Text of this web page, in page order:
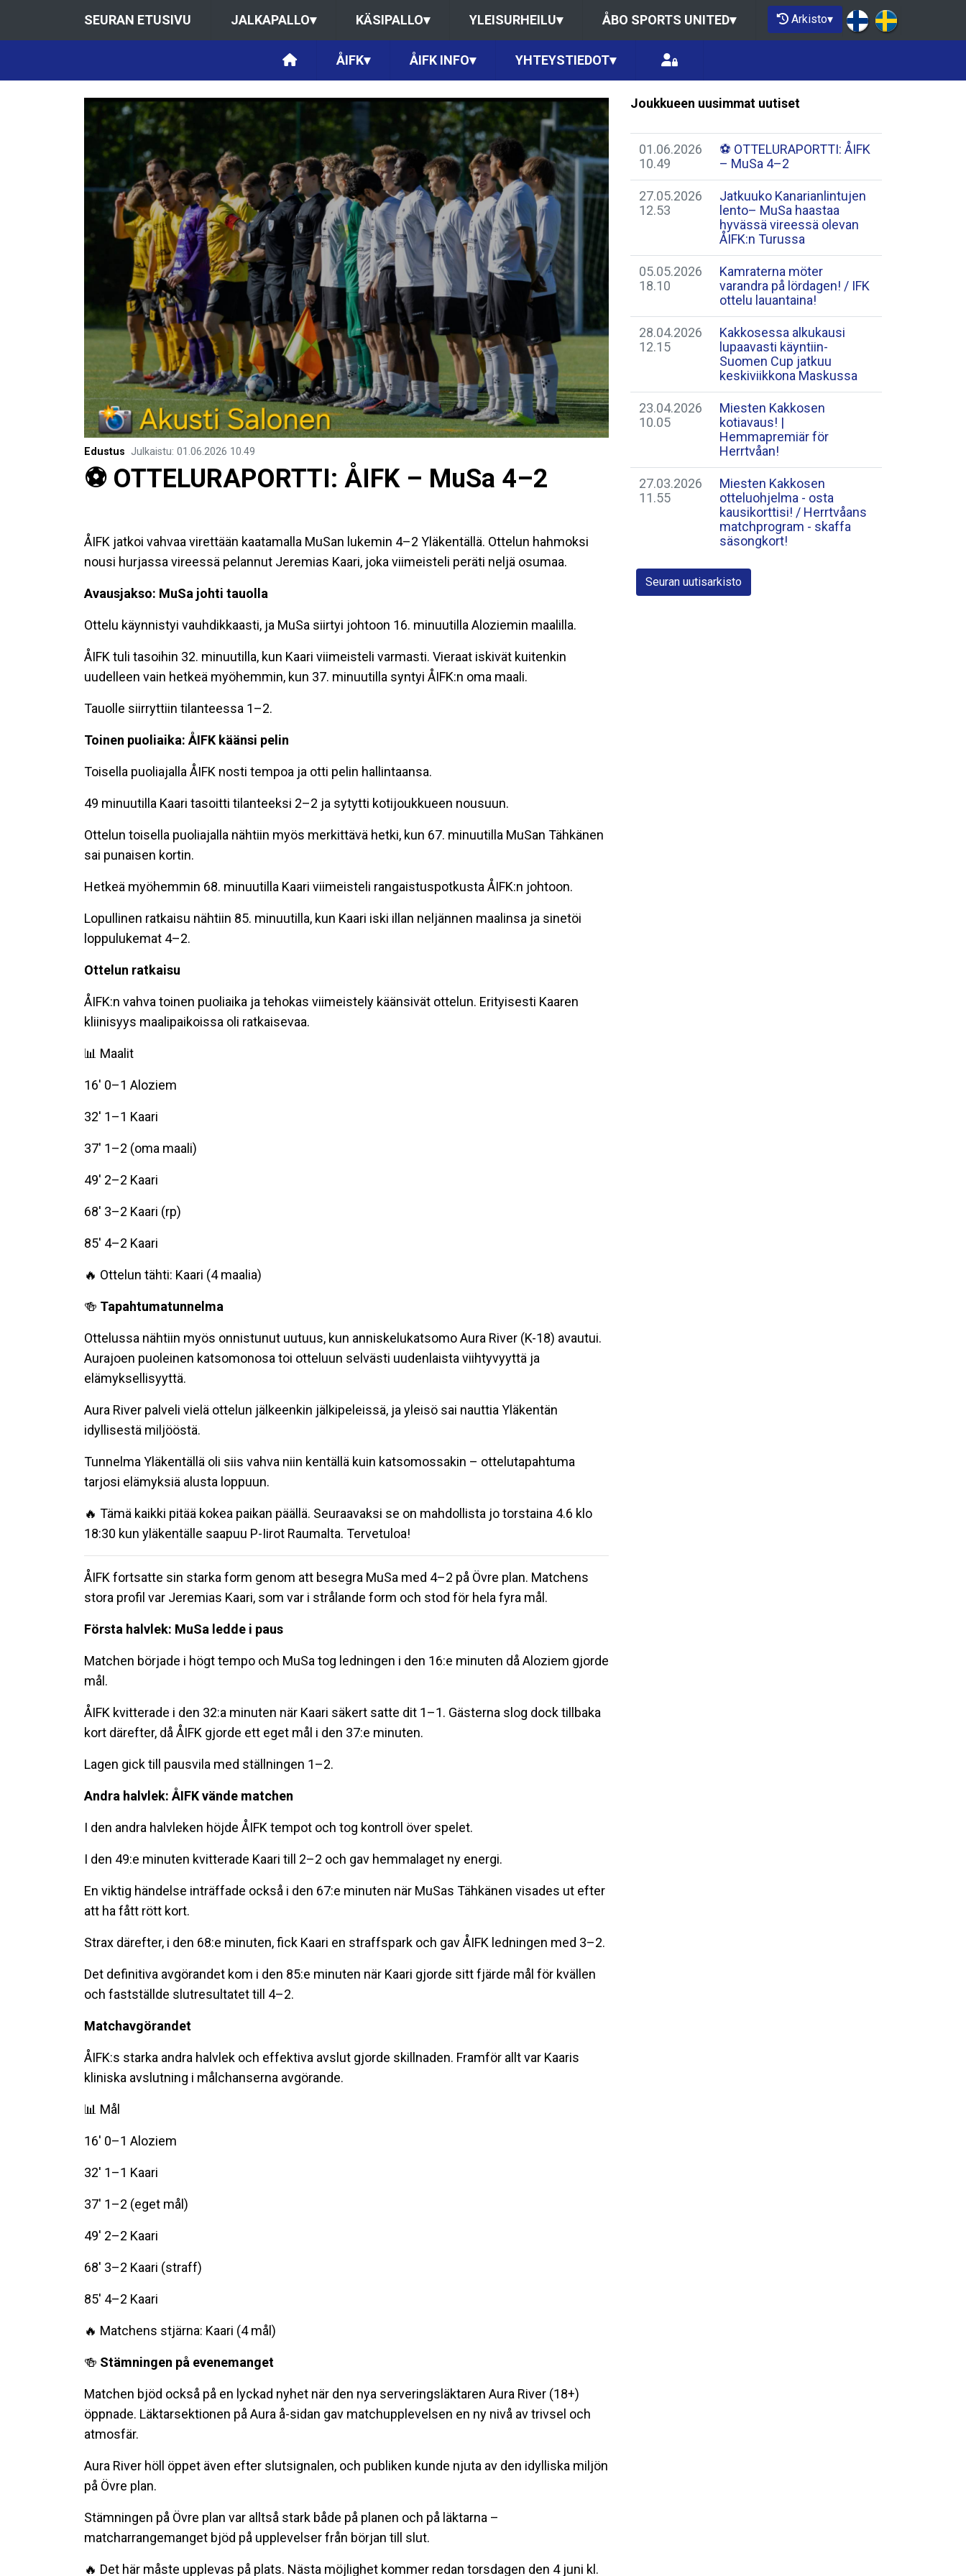
SEURAN ETUSIVU JALKAPALLO▾ KÄSIPALLO▾ YLEISURHEILU▾ ÅBO SPORTS UNITED▾ Arkisto▾
ÅIFK▾ ÅIFK INFO▾ YHTEYSTIEDOT▾
Edustus Julkaistu: 01.06.2026 10.49
​⚽️ OTTELURAPORTTI: ÅIFK – MuSa 4–2
ÅIFK jatkoi vahvaa virettään kaatamalla MuSan lukemin 4–2 Yläkentällä. Ottelun hahmoksi
nousi hurjassa vireessä pelannut Jeremias Kaari, joka viimeisteli peräti neljä osumaa.
Avausjakso: MuSa johti tauolla
Ottelu käynnistyi vauhdikkaasti, ja MuSa siirtyi johtoon 16. minuutilla Aloziemin maalilla.
ÅIFK tuli tasoihin 32. minuutilla, kun Kaari viimeisteli varmasti. Vieraat iskivät kuitenkin
uudelleen vain hetkeä myöhemmin, kun 37. minuutilla syntyi ÅIFK:n oma maali.
Tauolle siirryttiin tilanteessa 1–2.
Toinen puoliaika: ÅIFK käänsi pelin
Toisella puoliajalla ÅIFK nosti tempoa ja otti pelin hallintaansa.
49 minuutilla Kaari tasoitti tilanteeksi 2–2 ja sytytti kotijoukkueen nousuun.
Ottelun toisella puoliajalla nähtiin myös merkittävä hetki, kun 67. minuutilla MuSan Tähkänen
sai punaisen kortin.
Hetkeä myöhemmin 68. minuutilla Kaari viimeisteli rangaistuspotkusta ÅIFK:n johtoon.
Lopullinen ratkaisu nähtiin 85. minuutilla, kun Kaari iski illan neljännen maalinsa ja sinetöi
loppulukemat 4–2.
Ottelun ratkaisu
ÅIFK:n vahva toinen puoliaika ja tehokas viimeistely käänsivät ottelun. Erityisesti Kaaren
kliinisyys maalipaikoissa oli ratkaisevaa.
📊 Maalit
16' 0–1 Aloziem
32' 1–1 Kaari
37' 1–2 (oma maali)
49' 2–2 Kaari
68' 3–2 Kaari (rp)
85' 4–2 Kaari
🔥 Ottelun tähti: Kaari (4 maalia)
🍻 Tapahtumatunnelma
Ottelussa nähtiin myös onnistunut uutuus, kun anniskelukatsomo Aura River (K-18) avautui.
Aurajoen puoleinen katsomonosa toi otteluun selvästi uudenlaista viihtyvyyttä ja
elämyksellisyyttä.
Aura River palveli vielä ottelun jälkeenkin jälkipeleissä, ja yleisö sai nauttia Yläkentän
idyllisestä miljööstä.
Tunnelma Yläkentällä oli siis vahva niin kentällä kuin katsomossakin – ottelutapahtuma
tarjosi elämyksiä alusta loppuun.
🔥 Tämä kaikki pitää kokea paikan päällä. Seuraavaksi se on mahdollista jo torstaina 4.6 klo
18:30 kun yläkentälle saapuu P-Iirot Raumalta. Tervetuloa!
ÅIFK fortsatte sin starka form genom att besegra MuSa med 4–2 på Övre plan. Matchens
stora profil var Jeremias Kaari, som var i strålande form och stod för hela fyra mål.
Första halvlek: MuSa ledde i paus
Matchen började i högt tempo och MuSa tog ledningen i den 16:e minuten då Aloziem gjorde
mål.
ÅIFK kvitterade i den 32:a minuten när Kaari säkert satte dit 1–1. Gästerna slog dock tillbaka
kort därefter, då ÅIFK gjorde ett eget mål i den 37:e minuten.
Lagen gick till pausvila med ställningen 1–2.
Andra halvlek: ÅIFK vände matchen
I den andra halvleken höjde ÅIFK tempot och tog kontroll över spelet.
I den 49:e minuten kvitterade Kaari till 2–2 och gav hemmalaget ny energi.
En viktig händelse inträffade också i den 67:e minuten när MuSas Tähkänen visades ut efter
att ha fått rött kort.
Strax därefter, i den 68:e minuten, fick Kaari en straffspark och gav ÅIFK ledningen med 3–2.
Det definitiva avgörandet kom i den 85:e minuten när Kaari gjorde sitt fjärde mål för kvällen
och fastställde slutresultatet till 4–2.
Matchavgörandet
ÅIFK:s starka andra halvlek och effektiva avslut gjorde skillnaden. Framför allt var Kaaris
kliniska avslutning i målchanserna avgörande.
📊 Mål
16' 0–1 Aloziem
32' 1–1 Kaari
37' 1–2 (eget mål)
49' 2–2 Kaari
68' 3–2 Kaari (straff)
85' 4–2 Kaari
🔥 Matchens stjärna: Kaari (4 mål)
🍻 Stämningen på evenemanget
Matchen bjöd också på en lyckad nyhet när den nya serveringsläktaren Aura River (18+)
öppnade. Läktarsektionen på Aura å-sidan gav matchupplevelsen en ny nivå av trivsel och
atmosfär.
Aura River höll öppet även efter slutsignalen, och publiken kunde njuta av den idylliska miljön
på Övre plan.
Stämningen på Övre plan var alltså stark både på planen och på läktarna –
matcharrangemanget bjöd på upplevelser från början till slut.
🔥 Det här måste upplevas på plats. Nästa möjlighet kommer redan torsdagen den 4 juni kl.
Joukkueen uusimmat uutiset
01.06.2026
10.49
​⚽️ OTTELURAPORTTI: ÅIFK
– MuSa 4–2
27.05.2026
12.53
Jatkuuko Kanarianlintujen
lento– MuSa haastaa
hyvässä vireessä olevan
ÅIFK:n Turussa
05.05.2026
18.10
​Kamraterna möter
varandra på lördagen! / IFK
ottelu lauantaina!
28.04.2026
12.15
Kakkosessa alkukausi
lupaavasti käyntiin-
Suomen Cup jatkuu
keskiviikkona Maskussa
23.04.2026
10.05
Miesten Kakkosen
kotiavaus! |
Hemmapremiär för
Herrtvåan!
27.03.2026
11.55
Miesten Kakkosen
otteluohjelma - osta
kausikorttisi! / Herrtvåans
matchprogram - skaffa
säsongkort!
Seuran uutisarkisto